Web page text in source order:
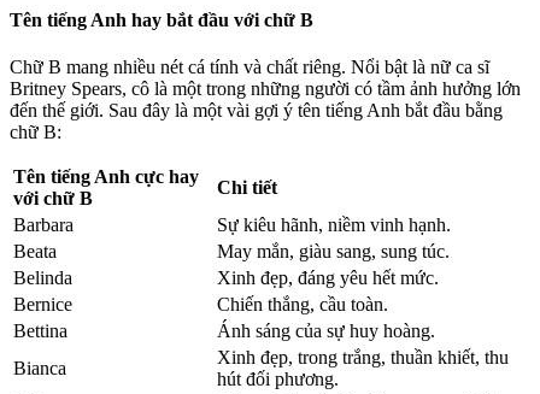
Tên tiếng Anh hay bắt đầu với chữ B
Chữ B mang nhiều nét cá tính và chất riêng. Nổi bật là nữ ca sĩ
Britney Spears, cô là một trong những người có tầm ảnh hưởng lớn
đến thế giới. Sau đây là một vài gợi ý tên tiếng Anh bắt đầu bằng
chữ B:
Tên tiếng Anh cực hay
với chữ B
Chi tiết
Barbara
Sự kiêu hãnh, niềm vinh hạnh.
Beata
May mắn, giàu sang, sung túc.
Belinda
Xinh đẹp, đáng yêu hết mức.
Bernice
Chiến thắng, cầu toàn.
Bettina
Ánh sáng của sự huy hoàng.
Bianca
Xinh đẹp, trong trắng, thuần khiết, thu
hút đối phương.